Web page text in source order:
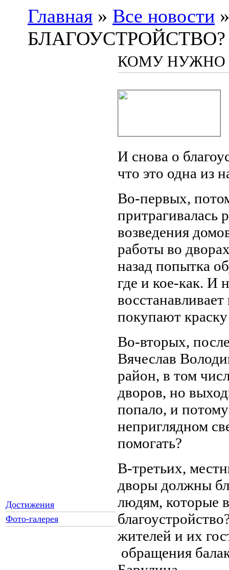
Главная » Все новости
БЛАГОУСТРОЙСТВО?
Достижения
Фото-галерея
КОМУ НУЖНО
И снова о
что это одна из
Во-первых,
притрагивалась
возведения
работы во
назад попытка
где и кое-как. И
покупают
Во-вторых,
Вячеслав
район, в том
дворов, но
попало, и
неприглядном
помогать?
В-третьих,
дворы должны
людям, которые
жителей и их
обращения